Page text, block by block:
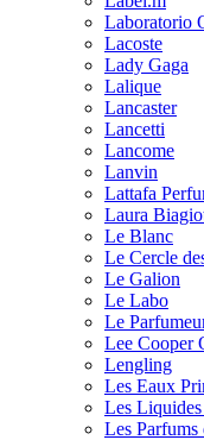
Laboratorio
Lacoste
Lady Gaga
Lalique
Lancaster
Lancetti
Lancome
Lanvin
Lattafa
Laura
Le Blanc
Le Cercle
Le Galion
Le Labo
Le
Lee Cooper
Lengling
Les Eaux
Les
Les Parfums